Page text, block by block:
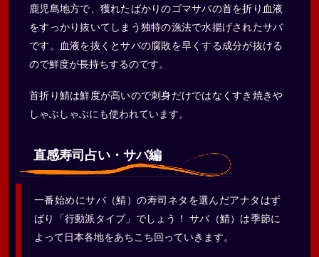
鹿児島地方で、獲れたばかりのゴマサバの首を折り血液
をすっかり抜いてしまう独特の漁法で水揚げされたサバ
です。血液を抜くとサバの腐敗を早くする成分が抜ける
ので鮮度が長持ちするのです。
首折り鯖は鮮度が高いので刺身だけではなくすき焼きや
しゃぶしゃぶにも使われています。
直感寿司占い・サバ編
一番始めにサバ（鯖）の寿司ネタを選んだアナタはず
ばり「行動派タイプ」でしょう！ サバ（鯖）は季節に
よって日本各地をあちこち回っていきます。